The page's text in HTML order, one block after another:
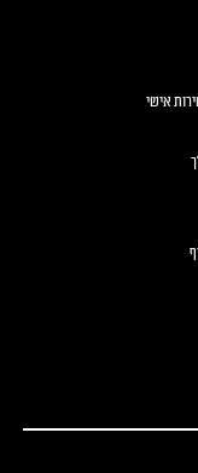
אישי